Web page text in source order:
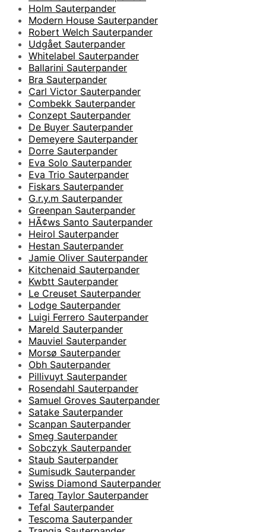
Holm Sauterpander
Modern House Sauterpander
Robert Welch Sauterpander
Udgået Sauterpander
Whitelabel Sauterpander
Ballarini Sauterpander
Bra Sauterpander
Carl Victor Sauterpander
Combekk Sauterpander
Conzept Sauterpander
De Buyer Sauterpander
Demeyere Sauterpander
Dorre Sauterpander
Eva Solo Sauterpander
Eva Trio Sauterpander
Fiskars Sauterpander
G.r.y.m Sauterpander
Greenpan Sauterpander
HÃ¢ws Santo Sauterpander
Heirol Sauterpander
Hestan Sauterpander
Jamie Oliver Sauterpander
Kitchenaid Sauterpander
Kwbtt Sauterpander
Le Creuset Sauterpander
Lodge Sauterpander
Luigi Ferrero Sauterpander
Mareld Sauterpander
Mauviel Sauterpander
Morsø Sauterpander
Obh Sauterpander
Pillivuyt Sauterpander
Rosendahl Sauterpander
Samuel Groves Sauterpander
Satake Sauterpander
Scanpan Sauterpander
Smeg Sauterpander
Sobczyk Sauterpander
Staub Sauterpander
Sumisudk Sauterpander
Swiss Diamond Sauterpander
Tareq Taylor Sauterpander
Tefal Sauterpander
Tescoma Sauterpander